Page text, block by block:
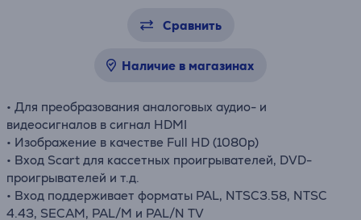
Сравнить
Наличие в магазинах
• Для преобразования аналоговых аудио- и
видеосигналов в сигнал HDMI
• Изображение в качестве Full HD (1080p)
• Вход Scart для кассетных проигрывателей, DVD-
проигрывателей и т.д.
• Вход поддерживает форматы PAL, NTSC3.58, NTSC
4.43, SECAM, PAL/M и PAL/N TV